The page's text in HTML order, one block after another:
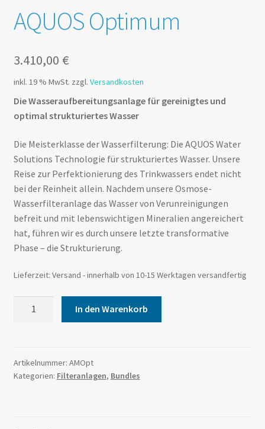
AQUOS Optimum
3.410,00 €
inkl. 19 % MwSt. zzgl. Versandkosten
Die Wasseraufbereitungsanlage für gereinigtes und
optimal strukturiertes Wasser
Die Meisterklasse der Wasserfilterung: Die AQUOS Water
Solutions Technologie für strukturiertes Wasser. Unsere
Reise zur Perfektionierung des Trinkwassers endet nicht
bei der Reinheit allein. Nachdem unsere Osmose-
Wasserfilteranlage das Wasser von Verunreinigungen
befreit und mit lebenswichtigen Mineralien angereichert
hat, führen wir es durch unsere letzte transformative
Phase – die Strukturierung.
Lieferzeit: Versand - innerhalb von 10-15 Werktagen versandfertig
In den Warenkorb
Artikelnummer: AMOpt
Kategorien: Filteranlagen, Bundles